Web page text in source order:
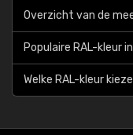
Overzicht van de
Populaire RAL-kleur
Welke RAL-kleur